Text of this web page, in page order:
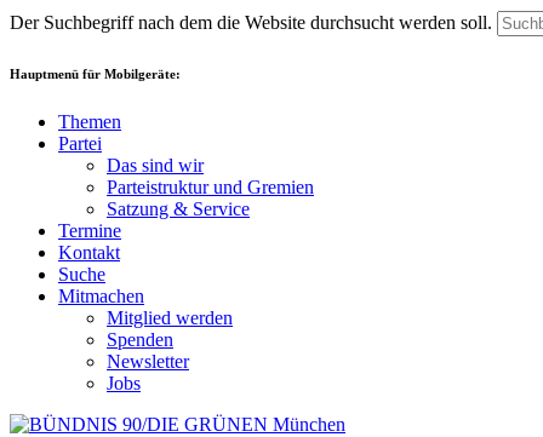
Der Suchbegriff nach dem die Website durchsucht werden soll.
Hauptmenü für Mobilgeräte:
Themen
Partei
Das sind wir
Parteistruktur und Gremien
Satzung & Service
Termine
Kontakt
Suche
Mitmachen
Mitglied werden
Spenden
Newsletter
Jobs